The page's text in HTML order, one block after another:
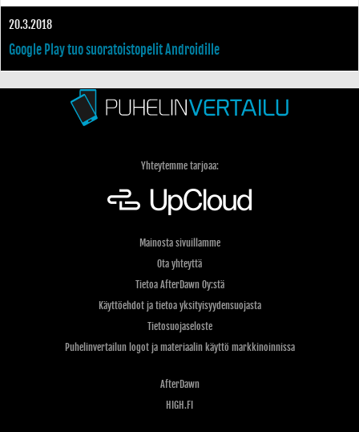
20.3.2018
Google Play tuo suoratoistopelit Androidille
Yhteytemme tarjoaa:
Mainosta sivuillamme
Ota yhteyttä
Tietoa AfterDawn Oy:stä
Käyttöehdot ja tietoa yksityisyydensuojasta
Tietosuojaseloste
Puhelinvertailun logot ja materiaalin käyttö markkinoinnissa
AfterDawn
HIGH.FI